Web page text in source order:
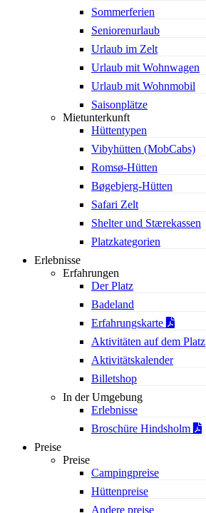
Sommerferien
Seniorenurlaub
Urlaub im Zelt
Urlaub mit Wohnwagen
Urlaub mit Wohnmobil
Saisonplätze
Mietunterkunft
Hüttentypen
Vibyhütten (MobCabs)
Romsø-Hütten
Bøgebjerg-Hütten
Safari Zelt
Shelter und Stærekassen
Platzkategorien
Erlebnisse
Erfahrungen
Der Platz
Badeland
Erfahrungskarte
Aktivitäten auf dem Platz
Aktivitätskalender
Billetshop
In der Umgebung
Erlebnisse
Broschüre Hindsholm
Preise
Preise
Campingpreise
Hüttenpreise
Andere preise